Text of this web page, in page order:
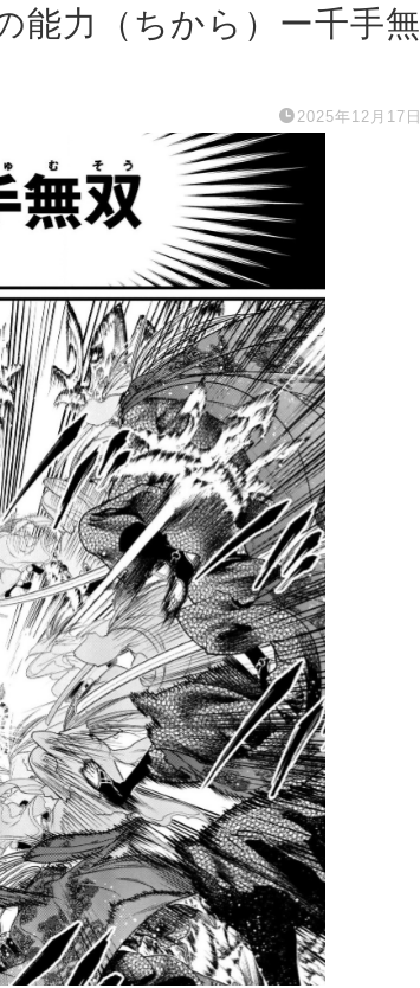
能力（ちから）ー千手無
2025年12月17日